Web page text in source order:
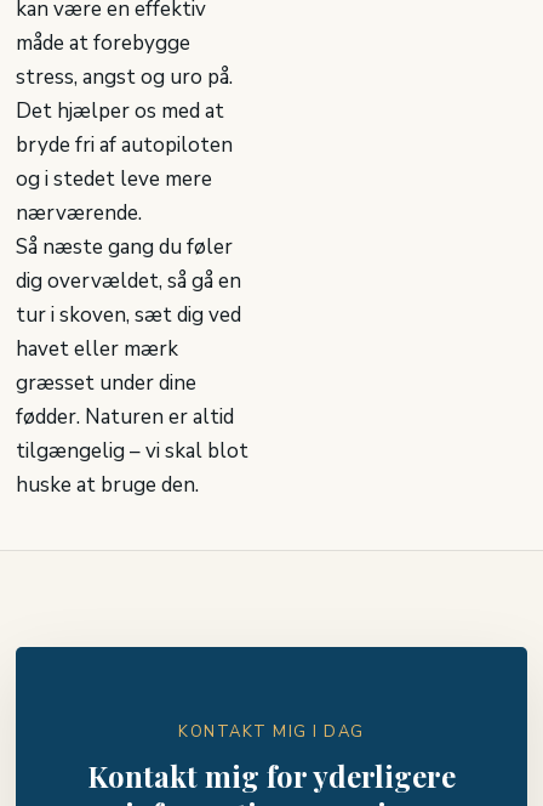
kan være en effektiv
måde at forebygge
stress, angst og uro på.
Det hjælper os med at
bryde fri af autopiloten
og i stedet leve mere
nærværende.
Så næste gang du føler
dig overvældet, så gå en
tur i skoven, sæt dig ved
havet eller mærk
græsset under dine
fødder. Naturen er altid
tilgængelig – vi skal blot
huske at bruge den.
KONTAKT MIG I DAG
Kontakt mig for yderligere